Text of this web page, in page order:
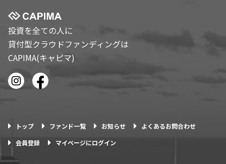
投資を全ての人に
貸付型クラウドファンディングは
CAPIMA(キャピマ)
トップ ファンド一覧 お知らせ
よくあるお問合わせ
会員登録
マイページにログイン